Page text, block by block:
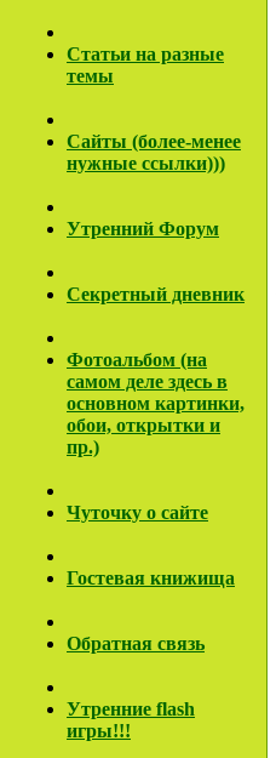
Cтатьи на разные
темы
Сайты (более-менее
нужные ссылки)))
Утренний Форум
Секретный дневник
Фотоальбом (на
самом деле здесь в
основном картинки,
обои, открытки и
пр.)
Чуточку о сайте
Гостевая книжища
Обратная связь
Утренние flash
игры!!!